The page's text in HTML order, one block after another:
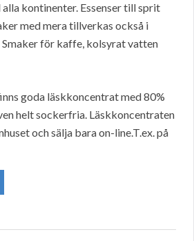
kontinenter. Essenser till sprit
med mera tillverkas också i
för kaffe, kolsyrat vatten
goda läskkoncentrat med 80%
helt sockerfria. Läskkoncentraten
och sälja bara on-line.T.ex. på